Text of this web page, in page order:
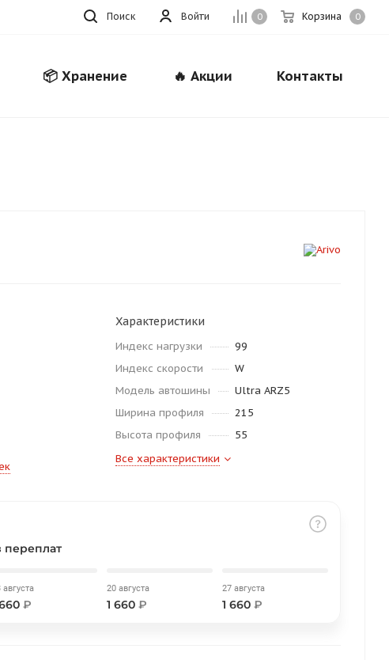
0 Корзина 0
Войти
Поиск
📦 Хранение 🔥 Акции Контакты
Характеристики
Индекс нагрузки
99
Индекс скорости
W
Модель автошины
Ultra ARZ5
Ширина профиля
215
Высота профиля
55
Все характеристики
переплат
августа
₽
20 августа
1 660 ₽
27 августа
1 660 ₽